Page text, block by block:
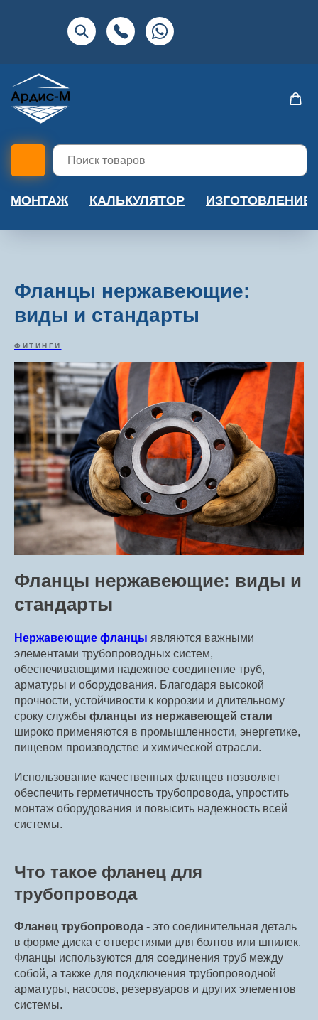
МОНТАЖ КАЛЬКУЛЯТОР ИЗГОТОВЛЕНИЕ
Фланцы нержавеющие:
виды и стандарты
ФИТИНГИ
Фланцы нержавеющие: виды и
стандарты
Нержавеющие фланцы являются важными
элементами трубопроводных систем,
обеспечивающими надежное соединение труб,
арматуры и оборудования. Благодаря высокой
прочности, устойчивости к коррозии и длительному
сроку службы фланцы из нержавеющей стали
широко применяются в промышленности, энергетике,
пищевом производстве и химической отрасли.
Использование качественных фланцев позволяет
обеспечить герметичность трубопровода, упростить
монтаж оборудования и повысить надежность всей
системы.
Что такое фланец для
трубопровода
Фланец трубопровода - это соединительная деталь
в форме диска с отверстиями для болтов или шпилек.
Фланцы используются для соединения труб между
собой, а также для подключения трубопроводной
арматуры, насосов, резервуаров и других элементов
системы.